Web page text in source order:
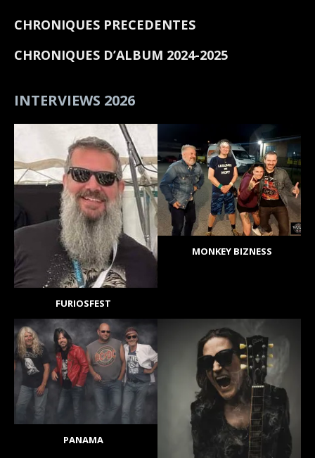
CHRONIQUES PRECEDENTES
CHRONIQUES D’ALBUM 2024-2025
INTERVIEWS 2026
FURIOSFEST
MONKEY BIZNESS
PANAMA